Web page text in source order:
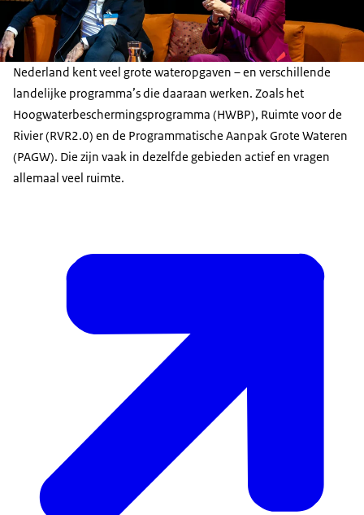
Nederland kent veel grote wateropgaven – en verschillende
landelijke programma’s die daaraan werken. Zoals het
Hoogwaterbeschermingsprogramma (HWBP), Ruimte voor de
Rivier (RVR2.0) en de Programmatische Aanpak Grote Wateren
(PAGW). Die zijn vaak in dezelfde gebieden actief en vragen
allemaal veel ruimte.